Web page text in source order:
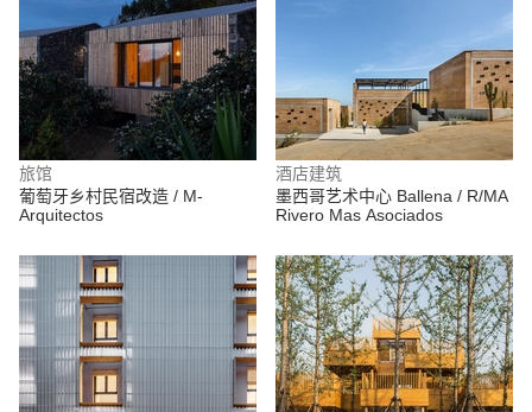
旅馆
葡萄牙乡村民宿改造 / M-
Arquitectos
酒店建筑
墨西哥艺术中心 Ballena / R/MA
Rivero Mas Asociados